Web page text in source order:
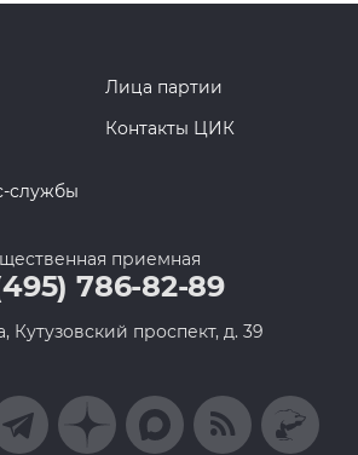
Лица партии
Контакты ЦИК
службы
приемная
786-82-89
Кутузовский проспект, д. 39